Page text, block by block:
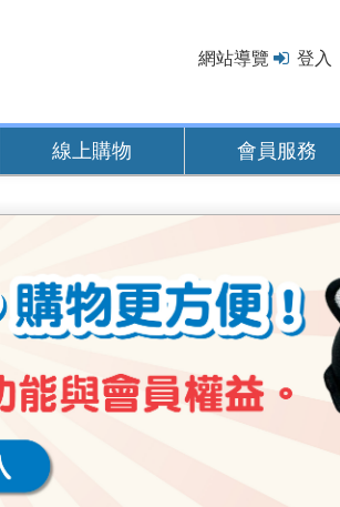
網站導覽 登入
線上購物 會員服務